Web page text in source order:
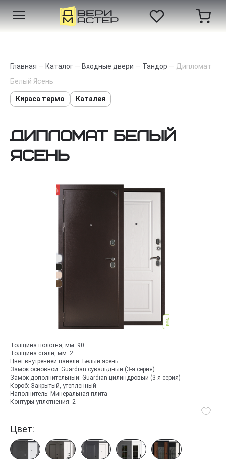
Главная — Каталог — Входные двери — Тандор — Дипломат
Белый Ясень
Кираса термо Каталея
Дипломат Белый
Ясень
Толщина полотна, мм: 90
Толщина стали, мм: 2
Цвет внутренней панели: Белый ясень
Замок основной: Guardian сувальдный (3-я серия)
Замок дополнительный: Guardian цилиндровый (3-я серия)
Короб: Закрытый, утепленный
Наполнитель: Минеральная плита
Контуры уплотнения: 2
Цвет: